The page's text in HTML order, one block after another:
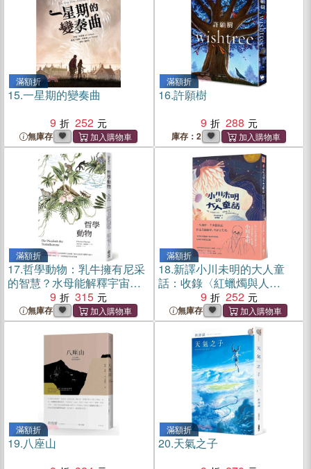
滿額折
15.一星期的變奏曲
9
252
無庫存
滿額折
16.許願樹
9
288
庫存：2
滿額折
17.哲學動物：乳牛擁有尼采
的智慧？水母能解釋宇宙結
構？啄木鳥是當代禪學大
師？31則經典理論大哉問，
上一堂最顛覆思考的哲學課
9 315
無庫存
滿額折
18.新譯小川未明的大人童
話：收錄〈紅蠟燭與人
魚〉、〈野薔薇〉等，陪你
越過悲傷的山頭
9 252
無庫存
滿額折
19.八座山
滿額折
20.天氣之子